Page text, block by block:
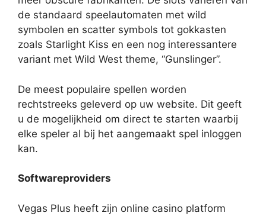
de standaard speelautomaten met wild
symbolen en scatter symbols tot gokkasten
zoals Starlight Kiss en een nog interessantere
variant met Wild West theme, “Gunslinger”.
De meest populaire spellen worden
rechtstreeks geleverd op uw website. Dit geeft
u de mogelijkheid om direct te starten waarbij
elke speler al bij het aangemaakt spel inloggen
kan.
Softwareproviders
Vegas Plus heeft zijn online casino platform